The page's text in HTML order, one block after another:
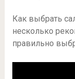
Как выбрать
несколько
правильно